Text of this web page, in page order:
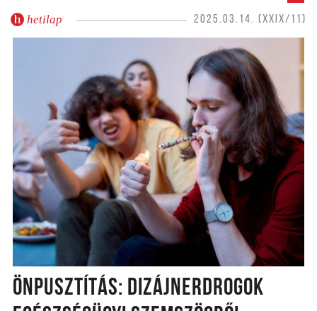
hetilap 2025.03.14. (XXIX/11)
ÖNPUSZTÍTÁS: DIZÁJNERDROGOK